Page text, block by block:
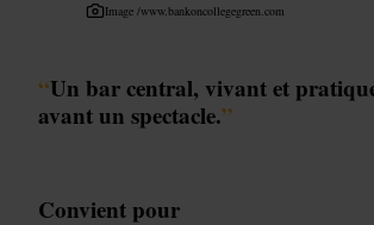
Image /www.bankoncollegegreen.com
“Un bar central, vivant et
avant un spectacle.”
Convient pour